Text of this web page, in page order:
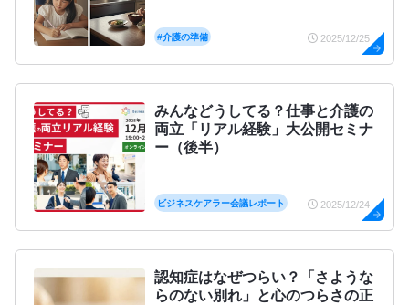
#介護の準備 2025/12/25
みんなどうしてる？仕事と介護の
両立「リアル経験」大公開セミナ
ー（後半）
ビジネスケアラー会議レポート 2025/12/24
認知症はなぜつらい？「さような
らのない別れ」と心のつらさの正